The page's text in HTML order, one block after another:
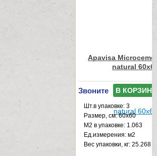
Apavisa
natural
Звоните В КОРЗИНУ
Шт.в упаковке: 3
Размер, см: 60x60
М2 в упаковке: 1.063
Ед.измерения: м2
Веc упаковки, кг: 25.268